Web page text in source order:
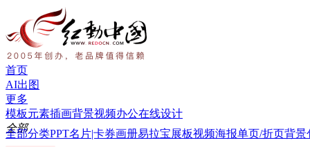
首页
AI出图
更多
模板元素插画背景视频办公在线设计
全部
全部分类PPT名片|卡券画册易拉宝展板视频海报单页/折页背景